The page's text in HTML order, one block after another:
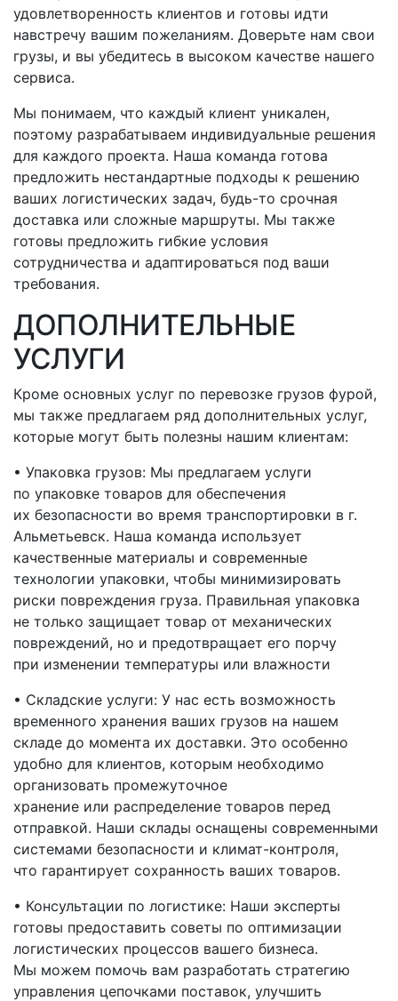
удовлетворенность клиентов и готовы идти
навстречу вашим пожеланиям. Доверьте нам свои
грузы, и вы убедитесь в высоком качестве нашего
сервиса.
Мы понимаем, что каждый клиент уникален,
поэтому разрабатываем индивидуальные решения
для каждого проекта. Наша команда готова
предложить нестандартные подходы к решению
ваших логистических задач, будь-то срочная
доставка или сложные маршруты. Мы также
готовы предложить гибкие условия
сотрудничества и адаптироваться под ваши
требования.
ДОПОЛНИТЕЛЬНЫЕ
УСЛУГИ
Кроме основных услуг по перевозке грузов фурой,
мы также предлагаем ряд дополнительных услуг,
которые могут быть полезны нашим клиентам:
• Упаковка грузов: Мы предлагаем услуги
по упаковке товаров для обеспечения
их безопасности во время транспортировки в г.
Альметьевск. Наша команда использует
качественные материалы и современные
технологии упаковки, чтобы минимизировать
риски повреждения груза. Правильная упаковка
не только защищает товар от механических
повреждений, но и предотвращает его порчу
при изменении температуры или влажности
• Складские услуги: У нас есть возможность
временного хранения ваших грузов на нашем
складе до момента их доставки. Это особенно
удобно для клиентов, которым необходимо
организовать промежуточное
хранение или распределение товаров перед
отправкой. Наши склады оснащены современными
системами безопасности и климат-контроля,
что гарантирует сохранность ваших товаров.
• Консультации по логистике: Наши эксперты
готовы предоставить советы по оптимизации
логистических процессов вашего бизнеса.
Мы можем помочь вам разработать стратегию
управления цепочками поставок, улучшить